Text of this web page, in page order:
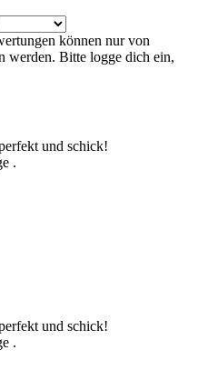
können nur von
werden. Bitte logge dich ein,
und schick!
.
und schick!
.